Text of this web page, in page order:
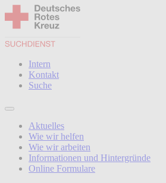
Intern
Kontakt
Suche
Aktuelles
Wie wir helfen
Wie wir arbeiten
Informationen und Hintergründe
Online Formulare